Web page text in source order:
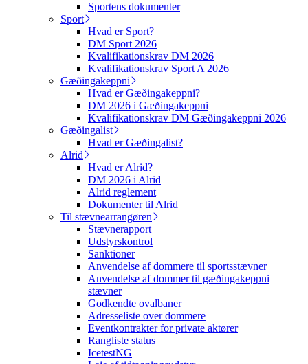
Sportens dokumenter
Sport
Hvad er Sport?
DM Sport 2026
Kvalifikationskrav DM 2026
Kvalifikationskrav Sport A 2026
Gæðingakeppni
Hvad er Gæðingakeppni?
DM 2026 i Gæðingakeppni
Kvalifikationskrav DM Gæðingakeppni 2026
Gæðingalist
Hvad er Gæðingalist?
Alrid
Hvad er Alrid?
DM 2026 i Alrid
Alrid reglement
Dokumenter til Alrid
Til stævnearrangøren
Stævnerapport
Udstyrskontrol
Sanktioner
Anvendelse af dommere til sportsstævner
Anvendelse af dommer til gæðingakeppni
stævner
Godkendte ovalbaner
Adresseliste over dommere
Eventkontrakter for private aktører
Rangliste status
IcetestNG